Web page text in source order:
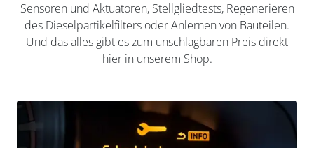
Sensoren und Aktuatoren, Stellgliedtests, Regenerieren
des Dieselpartikelfilters oder Anlernen von Bauteilen.
Und das alles gibt es zum unschlagbaren Preis direkt
hier in unserem Shop.